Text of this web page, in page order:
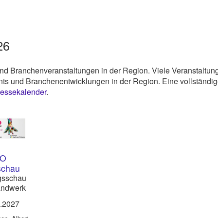
Branchenveranstaltungen in der Region. Viele
und Branchenentwicklungen in der Region. Eine
.